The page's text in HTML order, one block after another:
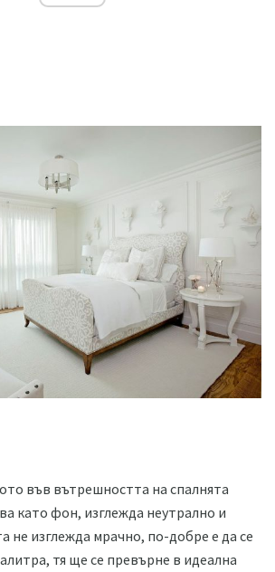
във вътрешността на спалнята
като фон, изглежда неутрално и
не изглежда мрачно, по-добре е да се
тя ще се превърне в идеална